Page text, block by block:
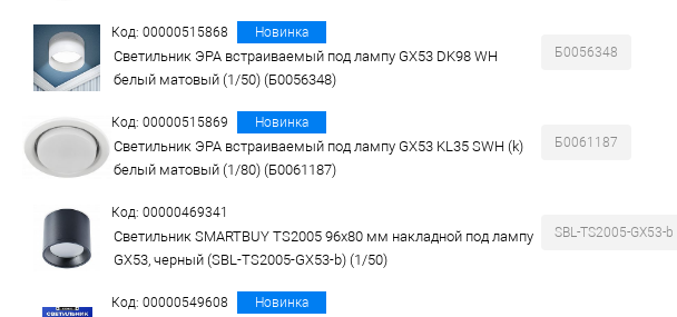
Код: 00000515868 Новинка
Светильник ЭРА встраиваемый под лампу GX53 DK98 WH
белый матовый (1/50) (Б0056348)
Б0056348
Код: 00000515869 Новинка
Светильник ЭРА встраиваемый под лампу GX53 KL35 SWH (k)
белый матовый (1/80) (Б0061187)
Б0061187
Код: 00000469341
Светильник SMARTBUY TS2005 96x80 мм накладной под лампу
GX53, черный (SBL-TS2005-GX53-b) (1/50)
SBL-TS2005-GX53-b
Код: 00000549608 Новинка